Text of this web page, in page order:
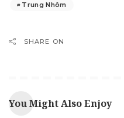
Trung Nhôm
SHARE ON
You Might Also Enjoy